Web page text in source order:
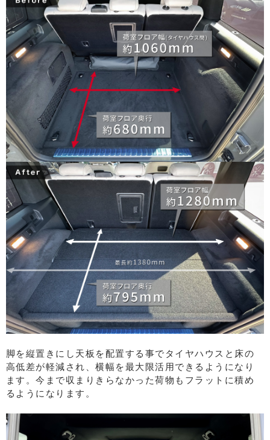
脚を縦置きにし天板を配置する事でタイヤハウスと床の
高低差が軽減され、横幅を最大限活用できるようになり
ます。今まで収まりきらなかった荷物もフラットに積め
るようになります。